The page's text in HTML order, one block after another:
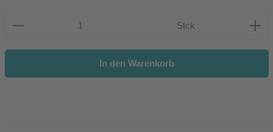
Produkt Anzahl: Gib den gewünschten Wert ein oder
Stck
In den Warenkorb